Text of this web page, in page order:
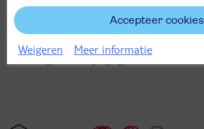
Wie kan de TUI app gebruiken?
Zie ik wijzigingen in de TUI app?
Terug naar Mijn gegevens
Accepteer cookies
Weigeren Meer informatie